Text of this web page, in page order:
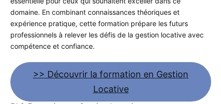
domaine. En combinant connaissances théoriques et
expérience pratique, cette formation prépare les futurs
professionnels à relever les défis de la gestion locative avec
compétence et confiance.
>> Découvrir la formation en Gestion
Locative